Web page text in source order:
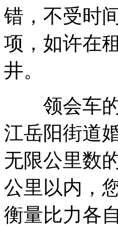
错，不受时
项，如许在
井。
领会车的
江岳阳街道
无限公里数
公里以内，
衡量比力各